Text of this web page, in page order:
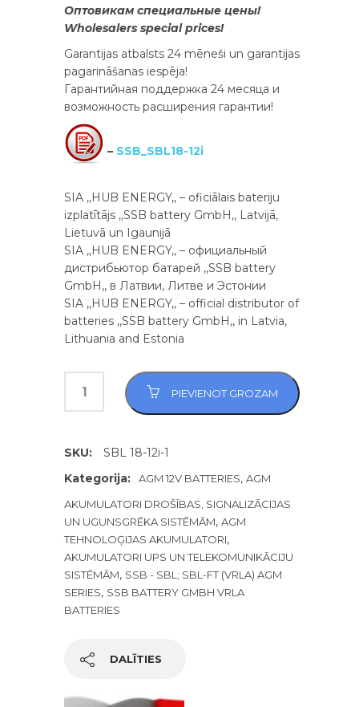
Оптовикам специальные цены!
Wholesalers special prices!
Garantijas atbalsts 24 mēneši un garantijas
pagarināšanas iespēja!
Гарантийная поддержка 24 месяца и
возможность расширения гарантии!
– SSB_SBL18-12i
SIA ,,HUB ENERGY,, – oficiālais bateriju
izplatītājs ,,SSB battery GmbH,, Latvijā,
Lietuvā un Igaunijā
SIA ,,HUB ENERGY,, – официальный
дистрибьютор батарей ,,SSB battery
GmbH,, в Латвии, Литве и Эстонии
SIA ,,HUB ENERGY,, – official distributor of
batteries ,,SSB battery GmbH,, in Latvia,
Lithuania and Estonia
PIEVIENOT GROZAM
SKU:
SBL 18-12i-1
Kategorija:
AGM 12V BATTERIES, AGM
AKUMULATORI DROŠĪBAS, SIGNALIZĀCIJAS
UN UGUNSGRĒKA SISTĒMĀM, AGM
TEHNOLOĢIJAS AKUMULATORI,
AKUMULATORI UPS UN TELEKOMUNIKĀCIJU
SISTĒMĀM, SSB - SBL; SBL-FT (VRLA) AGM
SERIES, SSB BATTERY GMBH VRLA
BATTERIES
DALĪTIES